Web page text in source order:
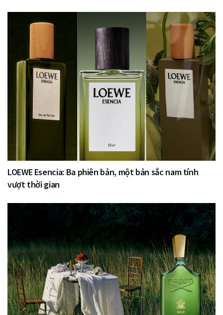
LOEWE Esencia: Ba phiên bản, một bản sắc nam tính
vượt thời gian